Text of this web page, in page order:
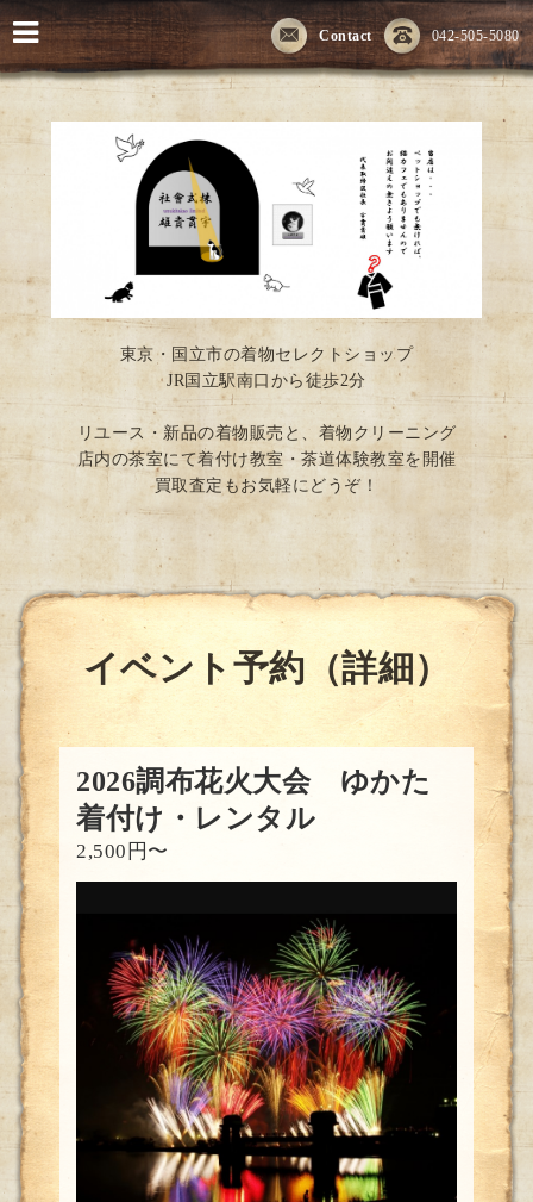
042-505-5080
Contact
東京・国立市の着物セレクトショップ
JR国立駅南口から徒歩2分
リユース・新品の着物販売と、着物クリーニング
店内の茶室にて着付け教室・茶道体験教室を開催
買取査定もお気軽にどうぞ！
イベント予約（詳細）
2026調布花火大会 ゆかた
着付け・レンタル
2,500円〜